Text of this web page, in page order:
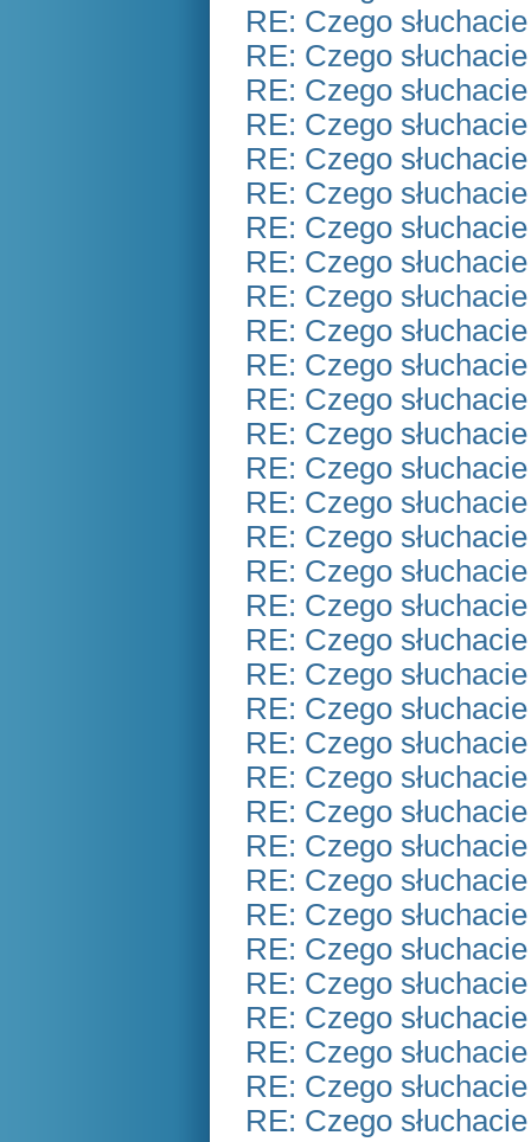
RE: Czego
RE: Czego
RE: Czego
RE: Czego
RE: Czego
RE: Czego
RE: Czego
RE: Czego
RE: Czego
RE: Czego
RE: Czego
RE: Czego
RE: Czego
RE: Czego
RE: Czego
RE: Czego
RE: Czego
RE: Czego
RE: Czego
RE: Czego
RE: Czego
RE: Czego
RE: Czego
RE: Czego
RE: Czego
RE: Czego
RE: Czego
RE: Czego
RE: Czego
RE: Czego
RE: Czego
RE: Czego
RE: Czego